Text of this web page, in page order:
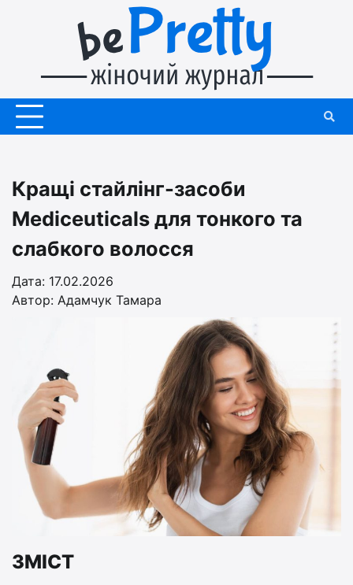
Кращі стайлінг-засоби
Mediceuticals для тонкого та
слабкого волосся
Дата: 17.02.2026
Автор: Адамчук Тамара
ЗМІСТ